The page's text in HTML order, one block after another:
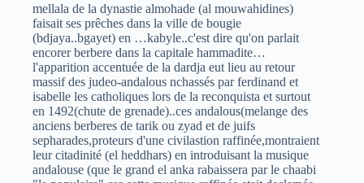
mellala de la dynastie almohade (al mouwahidines)
faisait ses prêches dans la ville de bougie
(bdjaya..bgayet) en …kabyle..c'est dire qu'on parlait
encorer berbere dans la capitale hammadite…
l'apparition accentuée de la dardja eut lieu au retour
massif des judeo-andalous nchassés par ferdinand et
isabelle les catholiques lors de la reconquista et surtout
en 1492(chute de grenade)..ces andalous(melange des
anciens berberes de tarik ou zyad et de juifs
sepharades,proteurs d'une civilastion raffinée,montraient
leur citadinité (el heddhars) en introduisant la musique
andalouse (que le grand el anka rabaissera par le chaabi